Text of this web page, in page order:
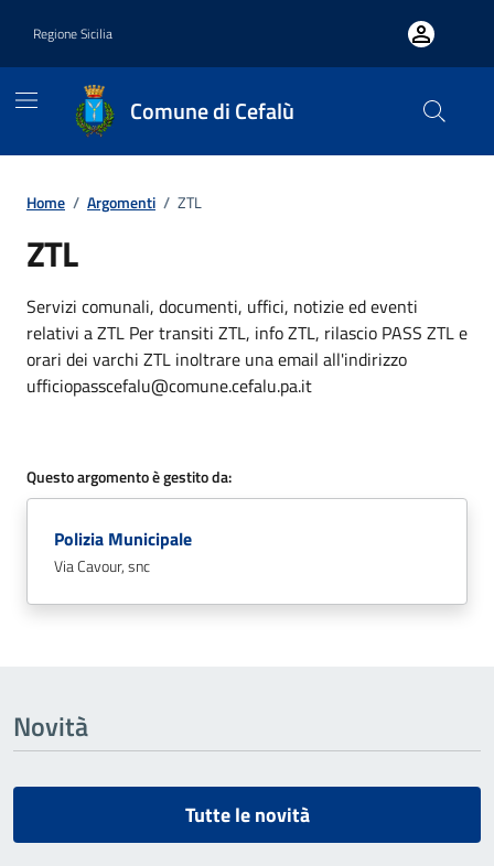
Regione Sicilia
Comune di Cefalù
Home / Argomenti / ZTL
ZTL
Dettagli dell'argomento
Servizi comunali, documenti, uffici, notizie ed eventi
relativi a ZTL Per transiti ZTL, info ZTL, rilascio PASS ZTL e
orari dei varchi ZTL inoltrare una email all'indirizzo
ufficiopasscefalu@comune.cefalu.pa.it
Questo argomento è gestito da:
Polizia Municipale
Via Cavour, snc
Novità
Tutte le novità